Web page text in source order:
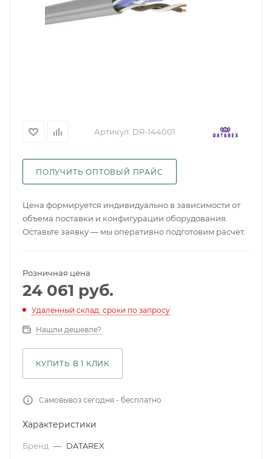
Артикул: DR-144001
ПОЛУЧИТЬ ОПТОВЫЙ ПРАЙС
Цена формируется индивидуально в зависимости от
объема поставки и конфигурации оборудования.
Оставьте заявку — мы оперативно подготовим расчет.
Розничная цена
24 061 руб.
Удаленный склад: сроки по запросу
Нашли дешевле?
КУПИТЬ В 1 КЛИК
Самовывоз сегодня - бесплатно
Характеристики
Бренд — DATAREX